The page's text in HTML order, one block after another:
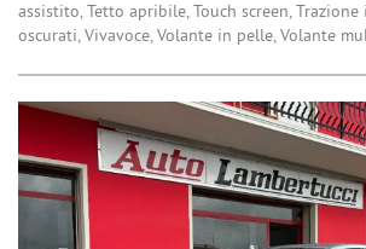
assistito, Tetto apribile, Touch screen, Trazione
oscurati, Vivavoce, Volante in pelle, Volante